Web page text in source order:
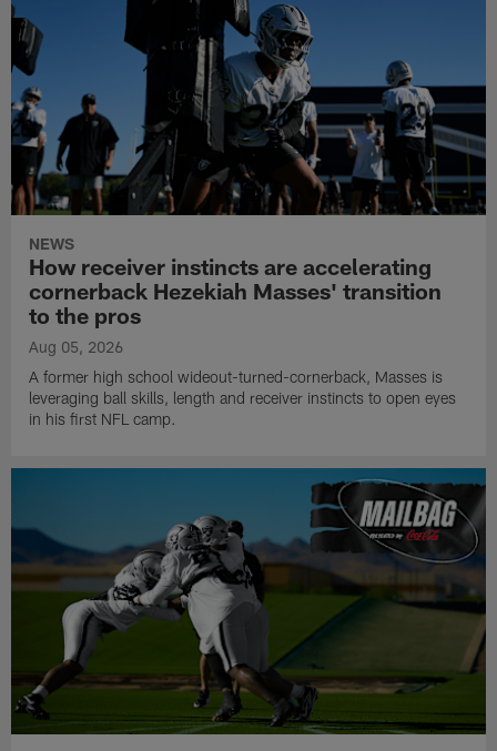
NEWS
How receiver instincts are accelerating
cornerback Hezekiah Masses' transition
to the pros
Aug 05, 2026
A former high school wideout-turned-cornerback, Masses is
leveraging ball skills, length and receiver instincts to open eyes
in his first NFL camp.